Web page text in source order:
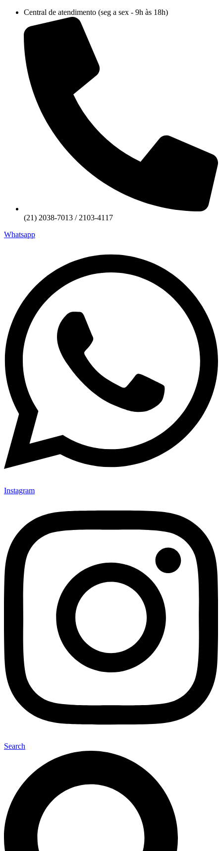
conteúdo
Central de atendimento (seg a sex - 9h às 18h)
(21) 2038-7013 / 2103-4117
Whatsapp
Instagram
Search